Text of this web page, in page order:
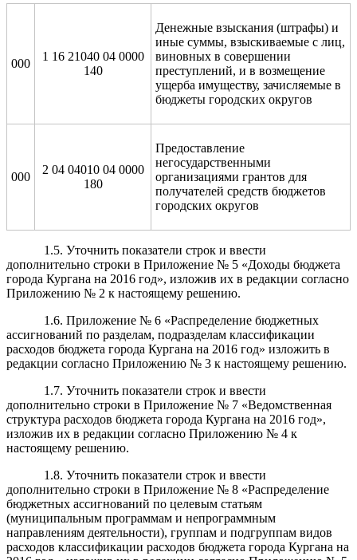
000
1 16 21040 04 0000
140
Денежные взыскания (штрафы) и
иные суммы, взыскиваемые с лиц,
виновных в совершении
преступлений, и в возмещение
ущерба имуществу, зачисляемые в
бюджеты городских округов
000
2 04 04010 04 0000
180
Предоставление
негосударственными
организациями грантов для
получателей средств бюджетов
городских округов
1.5. Уточнить показатели строк и ввести
дополнительно строки в Приложение № 5 «Доходы бюджета
города Кургана на 2016 год», изложив их в редакции согласно
Приложению № 2 к настоящему решению.
1.6. Приложение № 6 «Распределение бюджетных
ассигнований по разделам, подразделам классификации
расходов бюджета города Кургана на 2016 год» изложить в
редакции согласно Приложению № 3 к настоящему решению.
1.7. Уточнить показатели строк и ввести
дополнительно строки в Приложение № 7 «Ведомственная
структура расходов бюджета города Кургана на 2016 год»,
изложив их в редакции согласно Приложению № 4 к
настоящему решению.
1.8. Уточнить показатели строк и ввести
дополнительно строки в Приложение № 8 «Распределение
бюджетных ассигнований по целевым статьям
(муниципальным программам и непрограммным
направлениям деятельности), группам и подгруппам видов
расходов классификации расходов бюджета города Кургана на